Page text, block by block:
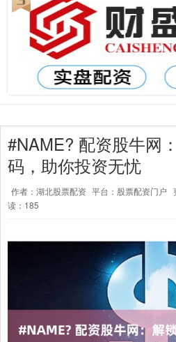
#NAME? 配资股牛网
码，助你投资无忧
作者：湖北股票配资 平台：股票配资门户
读：185